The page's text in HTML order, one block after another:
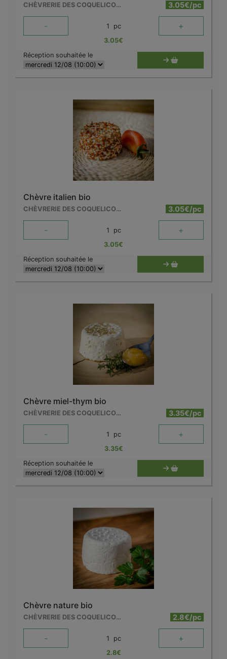
CHÈVRERIE DES COQUELICOTS 3.05€/pc
- 1 pc +
3.05€
Réception souhaitée le
Chèvre italien bio
CHÈVRERIE DES COQUELICOTS 3.05€/pc
- 1 pc +
3.05€
Réception souhaitée le
Chèvre miel-thym bio
CHÈVRERIE DES COQUELICOTS 3.35€/pc
- 1 pc +
3.35€
Réception souhaitée le
Chèvre nature bio
CHÈVRERIE DES COQUELICOTS 2.8€/pc
- 1 pc +
2.8€